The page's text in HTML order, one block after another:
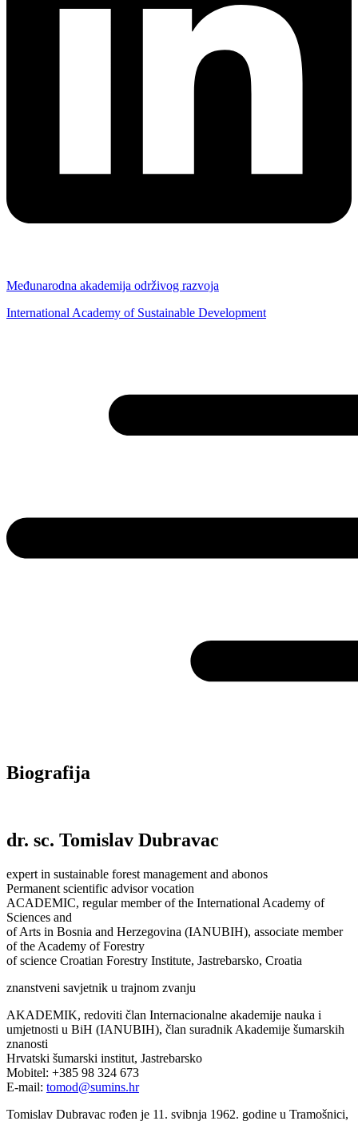
Međunarodna akademija održivog razvoja
International Academy of Sustainable Development
Biografija
dr. sc. Tomislav Dubravac
expert in sustainable forest management and abonos
Permanent scientific advisor vocation
ACADEMIC, regular member of the International Academy of
Sciences and
of Arts in Bosnia and Herzegovina (IANUBIH), associate member
of the Academy of Forestry
of science Croatian Forestry Institute, Jastrebarsko, Croatia
znanstveni savjetnik u trajnom zvanju
AKADEMIK, redoviti član Internacionalne akademije nauka i
umjetnosti u BiH (IANUBIH), član suradnik Akademije šumarskih
znanosti
Hrvatski šumarski institut, Jastrebarsko
Mobitel: +385 98 324 673
E-mail: tomod@sumins.hr
Tomislav Dubravac rođen je 11. svibnja 1962. godine u Tramošnici,